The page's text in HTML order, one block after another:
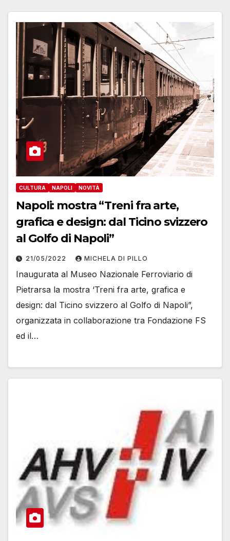
CULTURA NAPOLI NOVITÀ
Napoli: mostra “Treni fra arte,
grafica e design: dal Ticino svizzero
al Golfo di Napoli”
21/05/2022 MICHELA DI PILLO
Inaugurata al Museo Nazionale Ferroviario di
Pietrarsa la mostra ‘Treni fra arte, grafica e
design: dal Ticino svizzero al Golfo di Napoli”,
organizzata in collaborazione tra Fondazione FS
ed il…